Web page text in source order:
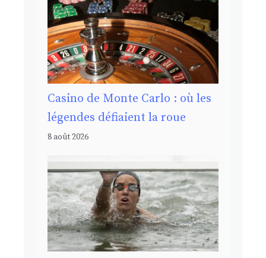
Casino de Monte Carlo : où les
légendes défiaient la roue
8 août 2026